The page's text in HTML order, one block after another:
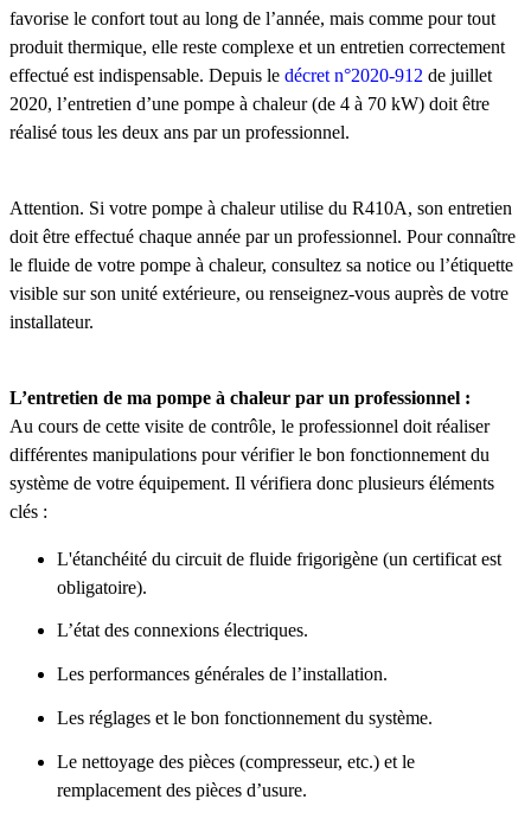
favorise le confort tout au long de l’année, mais comme pour tout
produit thermique, elle reste complexe et un entretien correctement
effectué est indispensable. Depuis le décret n°2020-912 de juillet
2020, l’entretien d’une pompe à chaleur (de 4 à 70 kW) doit être
réalisé tous les deux ans par un professionnel.
Attention. Si votre pompe à chaleur utilise du R410A, son entretien
doit être effectué chaque année par un professionnel. Pour connaître
le fluide de votre pompe à chaleur, consultez sa notice ou l’étiquette
visible sur son unité extérieure, ou renseignez-vous auprès de votre
installateur.
L’entretien de ma pompe à chaleur par un professionnel :
Au cours de cette visite de contrôle, le professionnel doit réaliser
différentes manipulations pour vérifier le bon fonctionnement du
système de votre équipement. Il vérifiera donc plusieurs éléments
clés :
L'étanchéité du circuit de fluide frigorigène (un certificat est
obligatoire).
L’état des connexions électriques.
Les performances générales de l’installation.
Les réglages et le bon fonctionnement du système.
Le nettoyage des pièces (compresseur, etc.) et le
remplacement des pièces d’usure.